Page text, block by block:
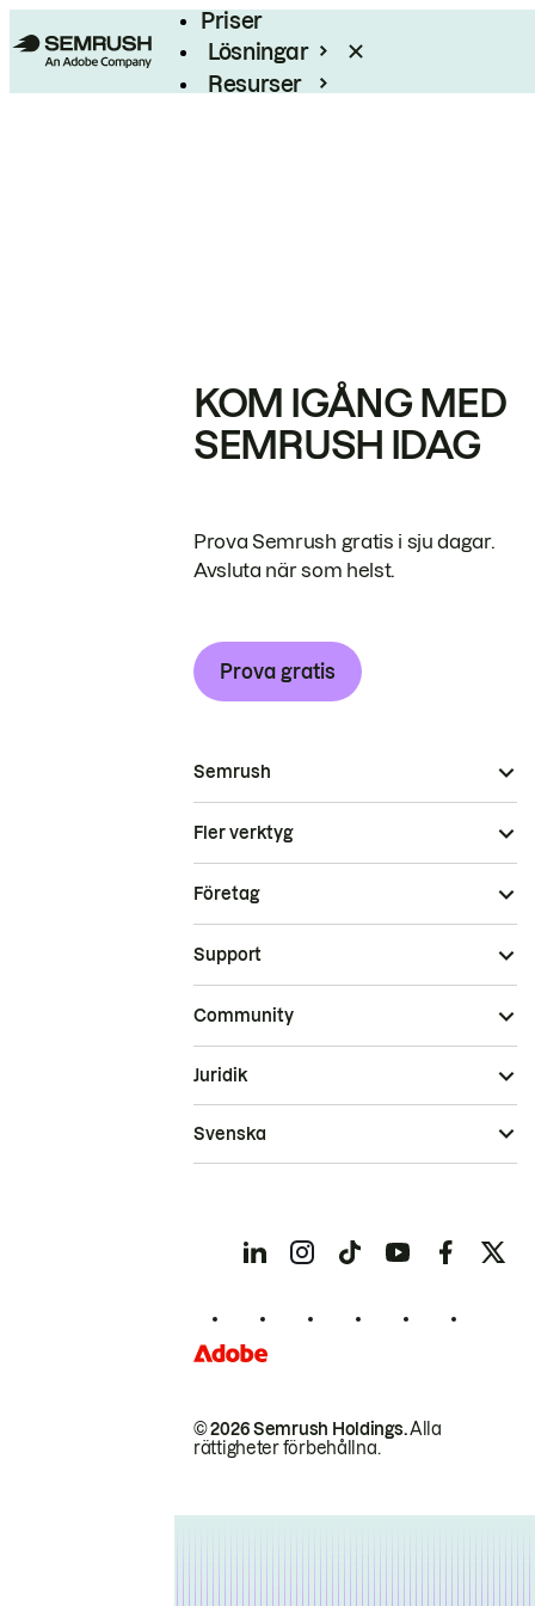
Priser
Lösningar
Resurser
KOM IGÅNG MED
SEMRUSH IDAG
Prova Semrush gratis i sju dagar.
Avsluta när som helst.
Prova gratis
Semrush
Fler verktyg
Företag
Support
Community
© 2026 Semrush Holdings.Alla
rättigheter förbehållna.
Juridik
Svenska